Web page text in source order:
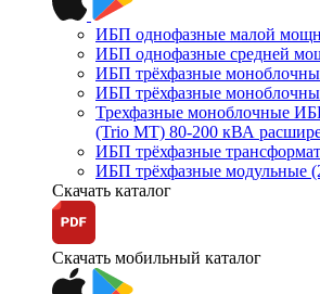
ИБП однофазные малой
ИБП однофазные средней
ИБП трёхфазные
ИБП трёхфазные
Трехфазные моноблочные
(Trio MT) 80-200 кВА
ИБП трёхфазные
ИБП трёхфазные модульные
Скачать каталог
Скачать мобильный каталог